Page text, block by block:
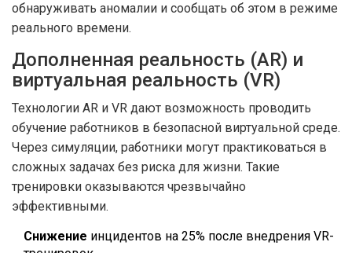
обнаруживать аномалии и сообщать об этом в режиме
реального времени.
Дополненная реальность (AR) и
виртуальная реальность (VR)
Технологии AR и VR дают возможность проводить
обучение работников в безопасной виртуальной среде.
Через симуляции, работники могут практиковаться в
сложных задачах без риска для жизни. Такие
тренировки оказываются чрезвычайно
эффективными.
Снижение инцидентов на 25% после внедрения VR-